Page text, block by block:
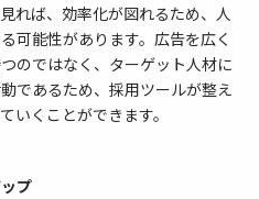
れば、効率化が図れるため、人
可能性があります。広告を広く
のではなく、ターゲット人材に
であるため、採用ツールが整え
いくことができます。
プ